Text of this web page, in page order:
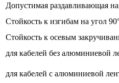
Допустимая раздавливающая
Стойкость к изгибам на угол
Стойкость к осевым
для кабелей без алюминиевой
для кабелей с алюминиевой